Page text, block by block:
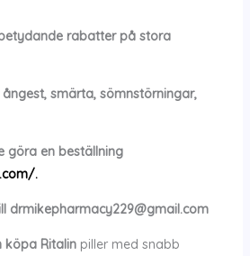
rabatter på stora
smärta, sömnstörningar,
göra en beställning
.
drmikepharmacy229@gmail.com
köpa Ritalinpiller med snabb